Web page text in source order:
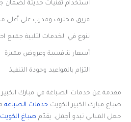
استخدام تقنيات حديثة لضمان
فريق محترف ومدرب على أعلى
تنوع في الخدمات لتلبية جميع
أسعار تنافسية وعروض مميزة
التزام بالمواعيد وجودة التنفيذ
مقدمة عن خدمات الصباغة في مبارك الكبير
صباغ مبارك الكبير الكويت خدمات الصباغة
جعل المباني تبدو أجمل. يقدّم صباغ الكويت